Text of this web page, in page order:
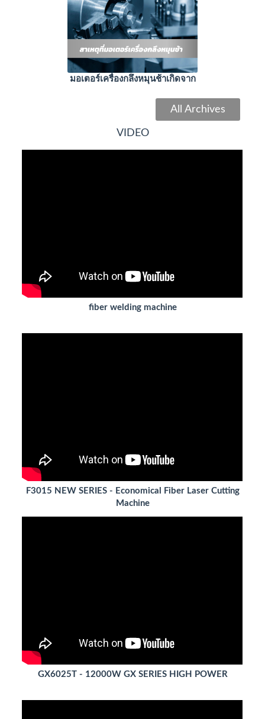
มอเตอร์เครื่องกลึงหมุนช้าเกิดจาก
All Archives
VIDEO
fiber welding machine
F3015 NEW SERIES - Economical Fiber Laser Cutting
Machine
GX6025T - 12000W GX SERIES HIGH POWER